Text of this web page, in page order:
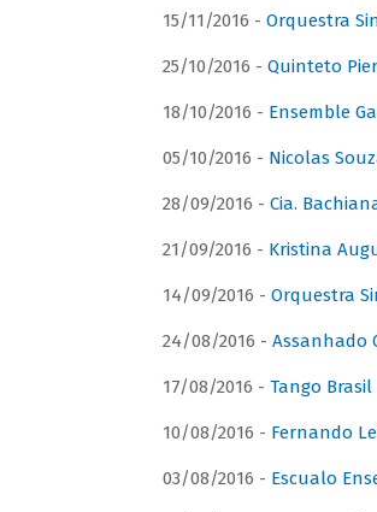
15/11/2016 - Orquestra
25/10/2016 - Quinteto
18/10/2016 - Ensemble
05/10/2016 - Nicolas
28/09/2016 - Cia.
21/09/2016 - Kristina
14/09/2016 - Orquestra
24/08/2016 - Assanhado
17/08/2016 - Tango
10/08/2016 - Fernando
03/08/2016 - Escualo